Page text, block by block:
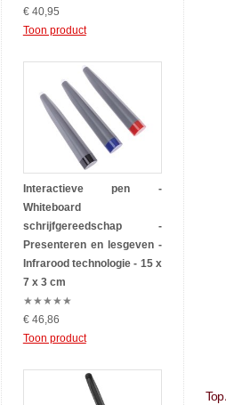
€ 40,95
Toon product
Interactieve pen -
Whiteboard
schrijfgereedschap -
Presenteren en lesgeven -
Infrarood technologie - 15 x
7 x 3 cm
★★★★★
€ 46,86
Toon product
Top